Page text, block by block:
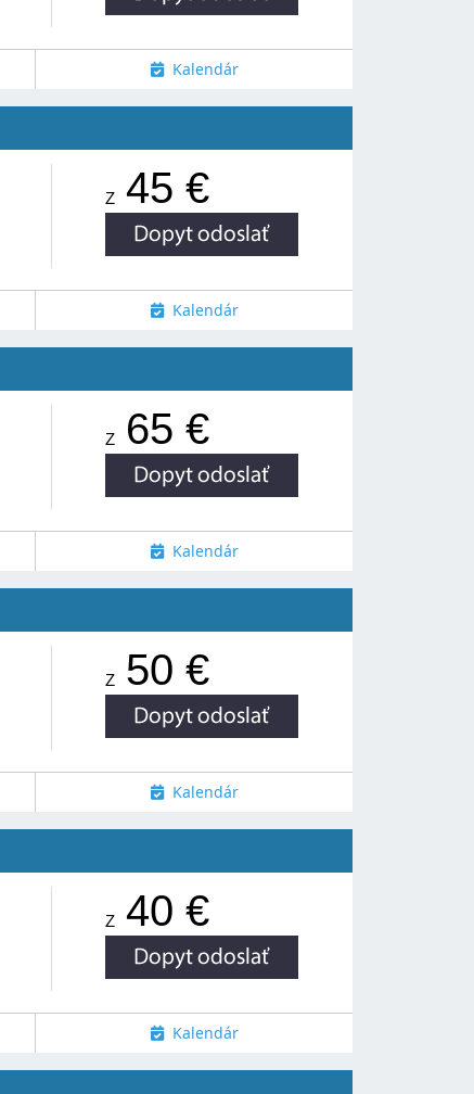
Kalendár
Z 45 €
Kalendár
Z 65 €
Kalendár
Z 50 €
Kalendár
Z 40 €
Kalendár